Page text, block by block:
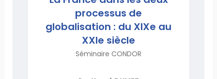
processus de
globalisation : du XIXe au
XXIe siècle
Séminaire CONDOR